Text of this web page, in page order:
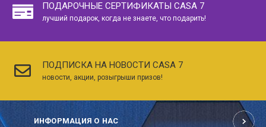
ПОДАРОЧНЫЕ СЕРТИФИКАТЫ CASA 7
лучший подарок, когда не знаете, что подарить!
ПОДПИСКА НА НОВОСТИ CASA 7
новости, акции, розыгрыши призов!
ИНФОРМАЦИЯ О НАС